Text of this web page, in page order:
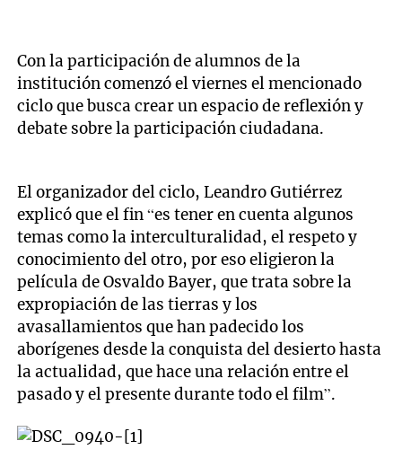
Con la participación de alumnos de la
institución comenzó el viernes el mencionado
ciclo que busca crear un espacio de reflexión y
debate sobre la participación ciudadana.
El organizador del ciclo, Leandro Gutiérrez
explicó que el fin “es tener en cuenta algunos
temas como la interculturalidad, el respeto y
conocimiento del otro, por eso eligieron la
película de Osvaldo Bayer, que trata sobre la
expropiación de las tierras y los
avasallamientos que han padecido los
aborígenes desde la conquista del desierto hasta
la actualidad, que hace una relación entre el
pasado y el presente durante todo el film”.